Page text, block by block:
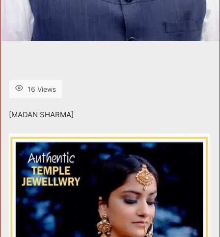
16 Views
[MADAN SHARMA]